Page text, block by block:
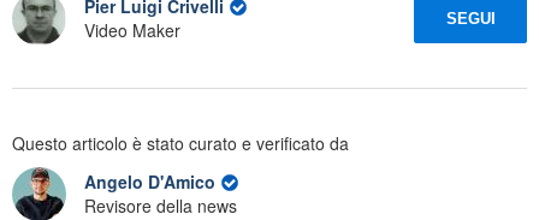
Pier Luigi Crivelli
Video Maker
SEGUI
Questo articolo è stato curato e verificato da
Angelo D'Amico
Revisore della news